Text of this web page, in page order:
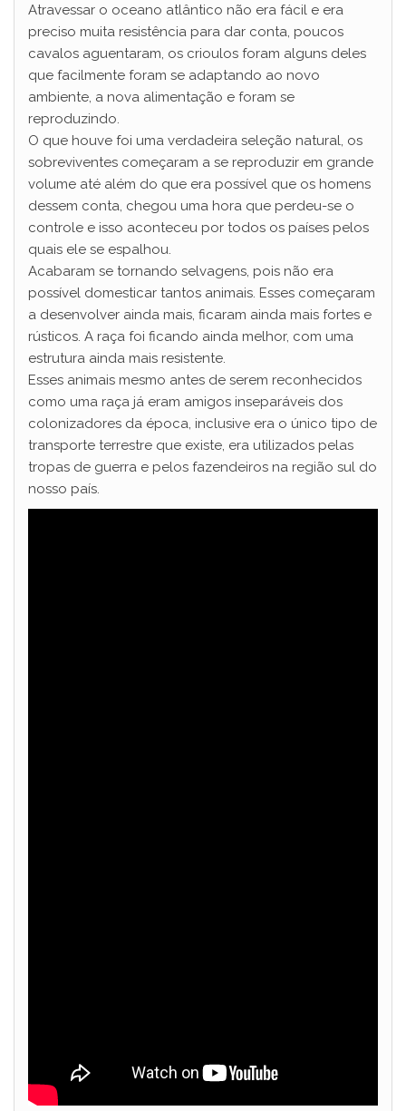
Atravessar o oceano atlântico não era fácil e era
preciso muita resistência para dar conta, poucos
cavalos aguentaram, os crioulos foram alguns deles
que facilmente foram se adaptando ao novo
ambiente, a nova alimentação e foram se
reproduzindo.
O que houve foi uma verdadeira seleção natural, os
sobreviventes começaram a se reproduzir em grande
volume até além do que era possível que os homens
dessem conta, chegou uma hora que perdeu-se o
controle e isso aconteceu por todos os países pelos
quais ele se espalhou.
Acabaram se tornando selvagens, pois não era
possível domesticar tantos animais. Esses começaram
a desenvolver ainda mais, ficaram ainda mais fortes e
rústicos. A raça foi ficando ainda melhor, com uma
estrutura ainda mais resistente.
Esses animais mesmo antes de serem reconhecidos
como uma raça já eram amigos inseparáveis dos
colonizadores da época, inclusive era o único tipo de
transporte terrestre que existe, era utilizados pelas
tropas de guerra e pelos fazendeiros na região sul do
nosso país.